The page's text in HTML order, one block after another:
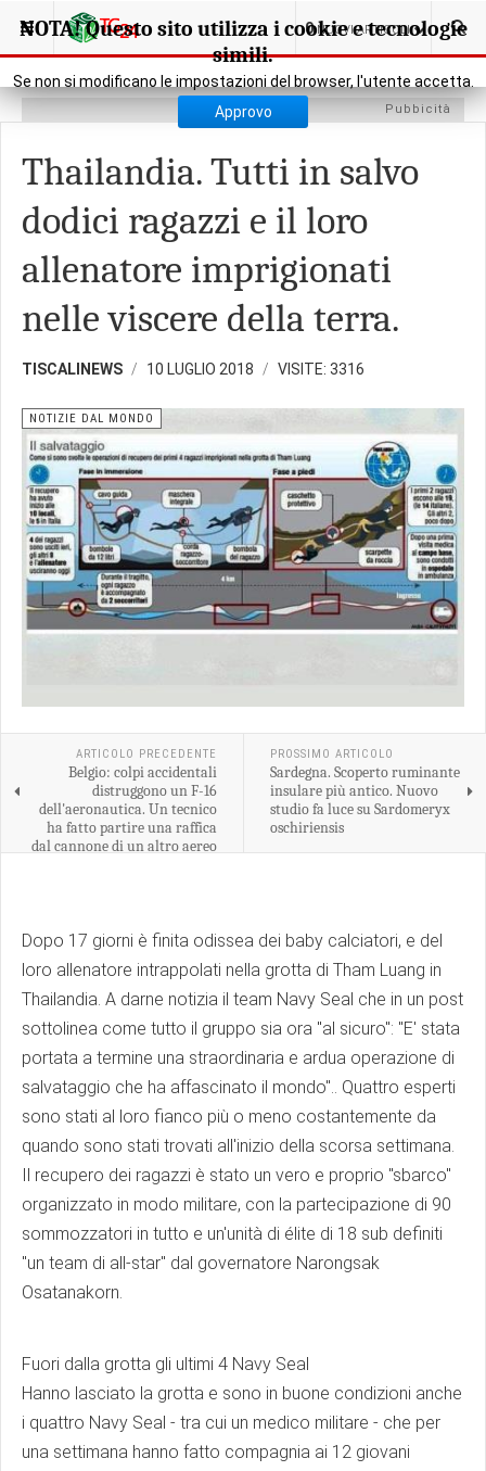
NOTA! Questo sito utilizza i cookie e tecnologie
simili.
Se non si modificano le impostazioni del browser, l'utente accetta.
Approvo
0 NUOVI ARTICOLI
SEI QUI: RASSEGNA STAMPA NOTIZIE DAL MONDO
Pubbicità
Thailandia. Tutti in salvo
dodici ragazzi e il loro
allenatore imprigionati
nelle viscere della terra.
TISCALINEWS 10 LUGLIO 2018 VISITE: 3316
NOTIZIE DAL MONDO
ARTICOLO PRECEDENTE
Belgio: colpi accidentali
distruggono un F-16
dell'aeronautica. Un tecnico
ha fatto partire una raffica
dal cannone di un altro aereo
PROSSIMO ARTICOLO
Sardegna. Scoperto ruminante
insulare più antico. Nuovo
studio fa luce su Sardomeryx
oschiriensis
Dopo 17 giorni è finita odissea dei baby calciatori, e del
loro allenatore intrappolati nella grotta di Tham Luang in
Thailandia. A darne notizia il team Navy Seal che in un post
sottolinea come tutto il gruppo sia ora "al sicuro": "E' stata
portata a termine una straordinaria e ardua operazione di
salvataggio che ha affascinato il mondo".. Quattro esperti
sono stati al loro fianco più o meno costantemente da
quando sono stati trovati all'inizio della scorsa settimana.
Il recupero dei ragazzi è stato un vero e proprio "sbarco"
organizzato in modo militare, con la partecipazione di 90
sommozzatori in tutto e un'unità di élite di 18 sub definiti
"un team di all-star" dal governatore Narongsak
Osatanakorn.
Fuori dalla grotta gli ultimi 4 Navy Seal
Hanno lasciato la grotta e sono in buone condizioni anche
i quattro Navy Seal - tra cui un medico militare - che per
una settimana hanno fatto compagnia ai 12 giovani